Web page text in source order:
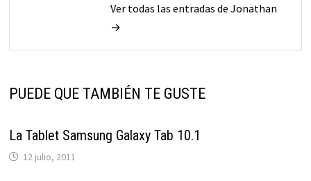
Ver todas las entradas de Jonathan
→
PUEDE QUE TAMBIÉN TE GUSTE
La Tablet Samsung Galaxy Tab 10.1
12 julio, 2011